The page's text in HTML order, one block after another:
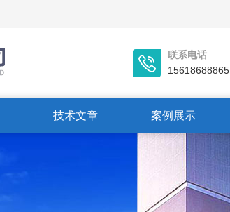
联系电话
15618688865
技术文章 案例展示